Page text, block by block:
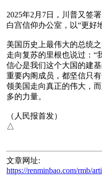
2025年2月7日，川普又签
白宫信仰办公室，以“更好
美国历史上最伟大的总统
走向复苏的里根也说过：“
信心是我们这个大国的建
重要内阁成员，都坚信只
领美国走向真正的伟大，
多的力量。
（人民报首发）
文章网址:
https://renminbao.com/rmb/